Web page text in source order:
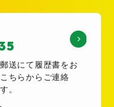
送にて履歴書をお
ちらからご連絡
。